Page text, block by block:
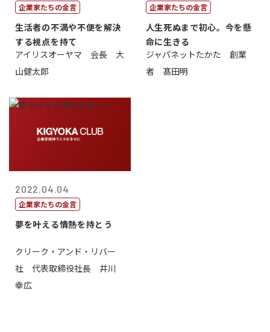
企業家たちの金言
生活者の不満や不便を解決
する視点を持て
アイリスオーヤマ 会長 大
山健太郎
企業家たちの金言
人生死ぬまで初心。今を懸
命に生きる
ジャパネットたかた 創業
者 髙田明
2022.04.04
企業家たちの金言
夢を叶える情熱を持とう
クリーク・アンド・リバー
社 代表取締役社長 井川
幸広